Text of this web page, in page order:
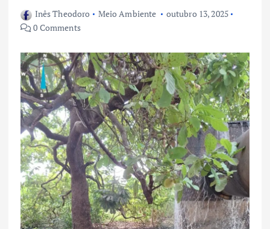
Inês Theodoro Meio Ambiente
outubro 13, 2025
0 Comments